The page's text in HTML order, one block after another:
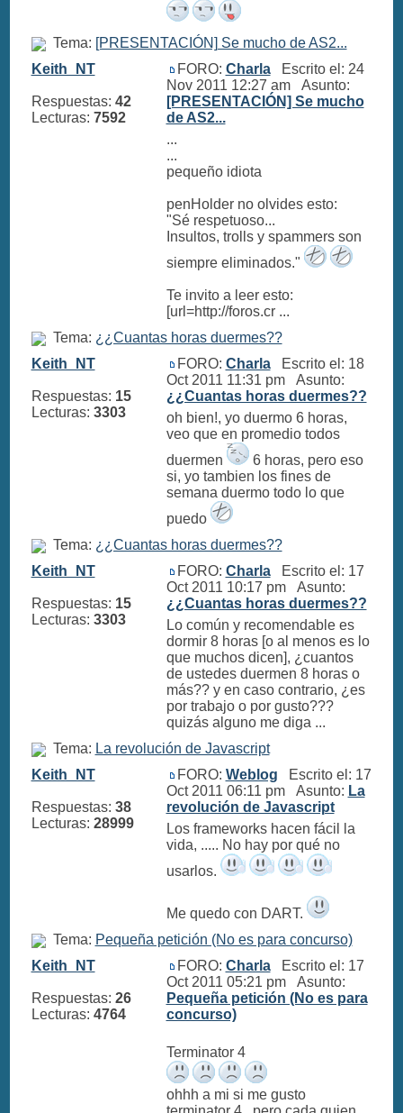
Tema: [PRESENTACIÓN] Se mucho de AS2...
Keith_NT
Respuestas: 42
Lecturas: 7592
FORO: CharlaEscrito el: 24
Nov 2011 12:27 am Asunto:
[PRESENTACIÓN] Se mucho
de AS2...
...
...
pequeño idiota
penHolder no olvides esto:
"Sé respetuoso...
Insultos, trolls y spammers son
siempre eliminados."
Te invito a leer esto:
[url=http://foros.cr ...
Tema: ¿¿Cuantas horas duermes??
Keith_NT
Respuestas: 15
Lecturas: 3303
FORO: CharlaEscrito el: 18
Oct 2011 11:31 pm Asunto:
¿¿Cuantas horas duermes??
oh bien!, yo duermo 6 horas,
veo que en promedio todos
duermen
6 horas, pero eso
si, yo tambien los fines de
semana duermo todo lo que
puedo
Tema: ¿¿Cuantas horas duermes??
Keith_NT
Respuestas: 15
Lecturas: 3303
FORO: CharlaEscrito el: 17
Oct 2011 10:17 pm Asunto:
¿¿Cuantas horas duermes??
Lo común y recomendable es
dormir 8 horas [o al menos es lo
que muchos dicen], ¿cuantos
de ustedes duermen 8 horas o
más?? y en caso contrario, ¿es
por trabajo o por gusto???
quizás alguno me diga ...
Tema: La revolución de Javascript
Keith_NT
Respuestas: 38
Lecturas: 28999
FORO: Weblog Escrito el: 17
Oct 2011 06:11 pm Asunto: La
revolución de Javascript
Los frameworks hacen fácil la
vida, ..... No hay por qué no
usarlos.
Me quedo con DART.
Tema: Pequeña petición (No es para concurso)
Keith_NT
Respuestas: 26
Lecturas: 4764
FORO: CharlaEscrito el: 17
Oct 2011 05:21 pm Asunto:
Pequeña petición (No es para
concurso)
Terminator 4
ohhh a mi si me gusto